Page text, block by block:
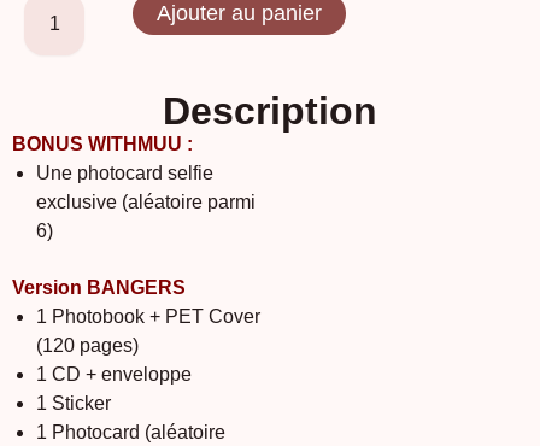
Ajouter au panier
Description
BONUS WITHMUU :
Une photocard selfie
exclusive (aléatoire parmi
6)
Version BANGERS
1 Photobook + PET Cover
(120 pages)
1 CD + enveloppe
1 Sticker
1 Photocard (aléatoire